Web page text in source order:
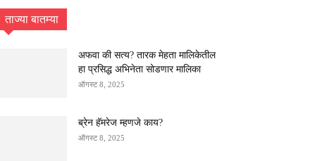
ताज्या बातम्या
अफवा की सत्य? तारक मेहता मालिकेतील
हा प्रसिद्ध अभिनेता सोडणार मालिका
ऑगस्ट 8, 2025
ब्रेन हॅमरेज म्हणजे काय?
ऑगस्ट 8, 2025